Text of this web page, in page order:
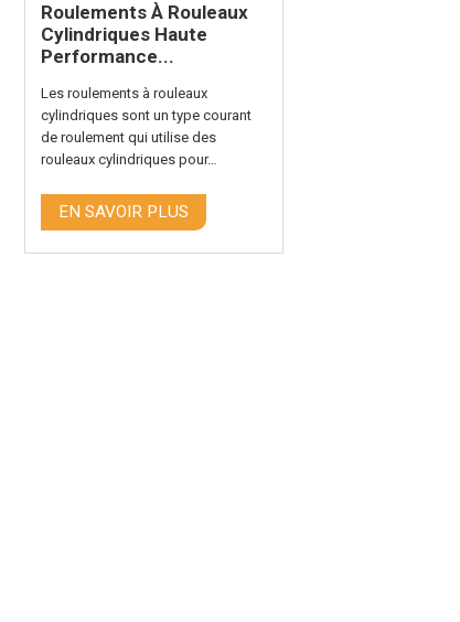
Roulements À Rouleaux
Cylindriques Haute
Performance...
Les roulements à rouleaux
cylindriques sont un type courant
de roulement qui utilise des
rouleaux cylindriques pour…
EN SAVOIR PLUS